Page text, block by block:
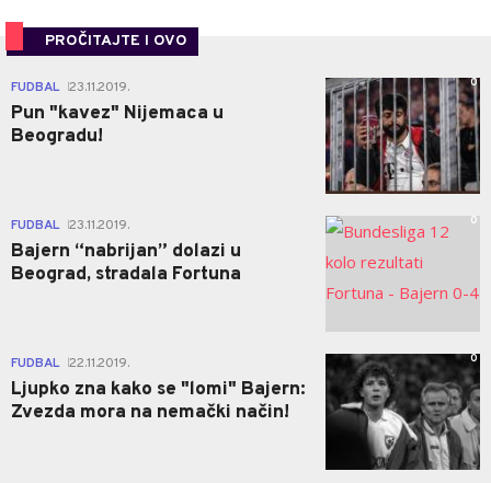
PROČITAJTE I OVO
FUDBAL 23.11.2019.
Pun "kavez" Nijemaca u
Beogradu!
0
FUDBAL 23.11.2019.
Bajern “nabrijan” dolazi u
Beograd, stradala Fortuna
0
FUDBAL 22.11.2019.
Ljupko zna kako se "lomi" Bajern:
Zvezda mora na nemački način!
0